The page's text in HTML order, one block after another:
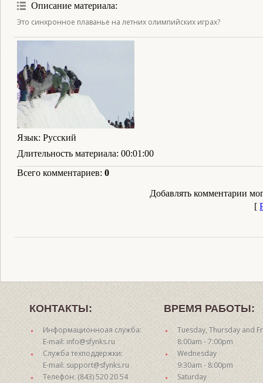
Описание материала:
Это синхронное плаванье на летних олимпийских играх?
Язык: Русский
Длительность материала: 00:01:00
Всего комментариев: 0
Добавлять комментарии
[
КОНТАКТЫ:
Информационноая служба:
E-mail: info@sfynks.ru
Служба техподдержки:
E-mail: support@sfynks.ru
Телефон: (843) 520 20 54
ВРЕМЯ РАБОТЫ:
Tuesday, Thursday and
8:00am - 7:00pm
Wednesday
9:30am - 8:00pm
Saturday